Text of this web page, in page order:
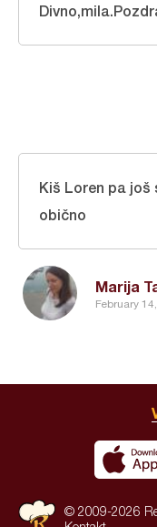
Marija
February
Kiš Loren pa
obično
© 2009-2026